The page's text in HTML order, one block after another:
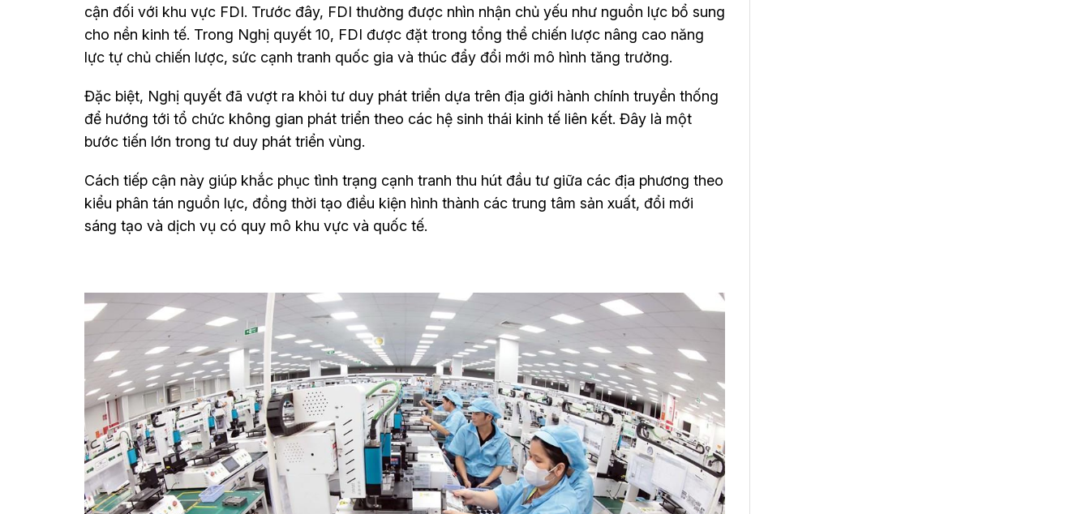
cận đối với khu vực FDI. Trước đây, FDI thường được nhìn nhận chủ yếu như nguồn lực bổ sung
cho nền kinh tế. Trong Nghị quyết 10, FDI được đặt trong tổng thể chiến lược nâng cao năng
lực tự chủ chiến lược, sức cạnh tranh quốc gia và thúc đẩy đổi mới mô hình tăng trưởng.
Đặc biệt, Nghị quyết đã vượt ra khỏi tư duy phát triển dựa trên địa giới hành chính truyền thống
để hướng tới tổ chức không gian phát triển theo các hệ sinh thái kinh tế liên kết. Đây là một
bước tiến lớn trong tư duy phát triển vùng.
Cách tiếp cận này giúp khắc phục tình trạng cạnh tranh thu hút đầu tư giữa các địa phương theo
kiểu phân tán nguồn lực, đồng thời tạo điều kiện hình thành các trung tâm sản xuất, đổi mới
sáng tạo và dịch vụ có quy mô khu vực và quốc tế.